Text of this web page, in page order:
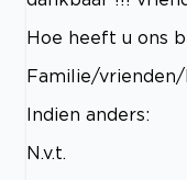
Hoe heeft u ons
Familie/
Indien anders:
N.v.t.